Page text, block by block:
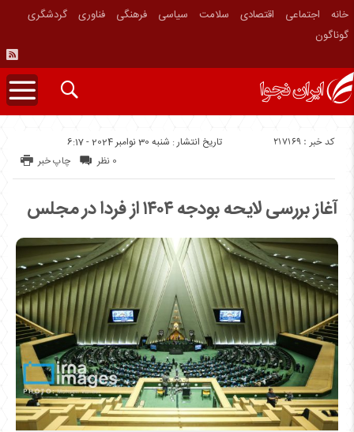
خانه اجتماعی اقتصادی سلامت سیاسی فرهنگی فناوری
گردشگری
گوناگون
تاریخ انتشار : شنبه 30 نوامبر 2024 - 6:17 کد خبر : 217169
چاپ خبر 0 نظر
آغاز بررسی لایحه بودجه ۱۴۰۴ از فردا در مجلس